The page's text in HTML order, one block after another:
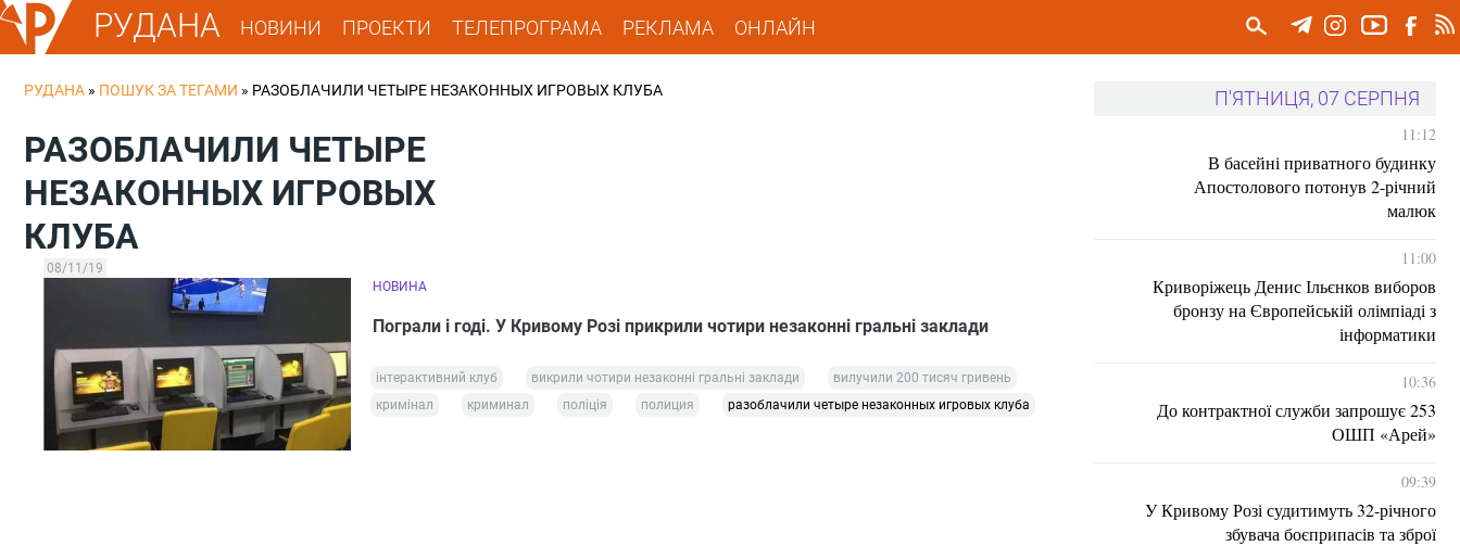
РУДАНА НОВИНИ ПРОЕКТИ ТЕЛЕПРОГРАМА РЕКЛАМА ОНЛАЙН
РУДАНА » ПОШУК ЗА ТЕГАМИ » РАЗОБЛАЧИЛИ ЧЕТЫРЕ НЕЗАКОННЫХ ИГРОВЫХ КЛУБА
РАЗОБЛАЧИЛИ ЧЕТЫРЕ
НЕЗАКОННЫХ ИГРОВЫХ
КЛУБА
08/11/19
НОВИНА
Пограли і годі. У Кривому Розі прикрили чотири незаконні гральні заклади
інтерактивний клуб викрили чотири незаконні гральні заклади
вилучили 200 тисяч гривень
кримінал
криминал поліція полиция разоблачили четыре незаконных игровых клуба
П'ЯТНИЦЯ, 07 СЕРПНЯ
11:12
В басейні приватного будинку
Апостолового потонув 2-річний
малюк
11:00
Криворіжець Денис Ільєнков виборов
бронзу на Європейській олімпіаді з
інформатики
10:36
До контрактної служби запрошує 253
ОШП «Арей»
09:39
У Кривому Розі судитимуть 32-річного
збувача боєприпасів та зброї